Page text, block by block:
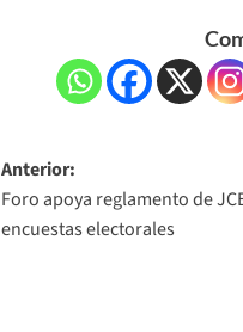
Anterior:
Foro apoya reglamento de
encuestas electorales